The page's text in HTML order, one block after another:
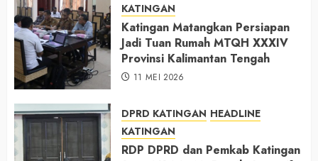
KATINGAN
Katingan Matangkan Persiapan
Jadi Tuan Rumah MTQH XXXIV
Provinsi Kalimantan Tengah
11 MEI 2026
DPRD KATINGAN HEADLINE
KATINGAN
RDP DPRD dan Pemkab Katingan